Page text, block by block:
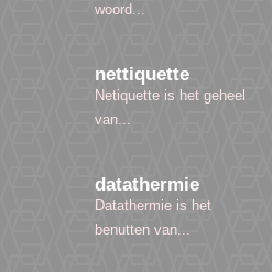
woord...
nettiquette
Netiquette is het geheel
van...
datathermie
Datathermie is het
benutten van...